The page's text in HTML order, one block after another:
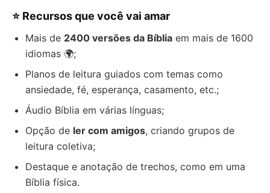
⭐ Recursos que você vai amar
Mais de 2400 versões da Bíblia em mais de 1600
idiomas 🌍;
Planos de leitura guiados com temas como
ansiedade, fé, esperança, casamento, etc.;
Áudio Bíblia em várias línguas;
Opção de ler com amigos, criando grupos de
leitura coletiva;
Destaque e anotação de trechos, como em uma
Bíblia física.